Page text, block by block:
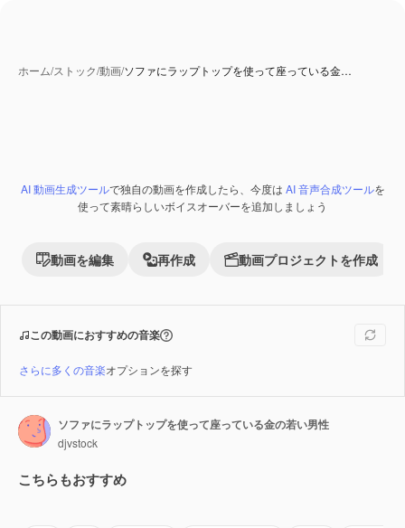
ホーム/ストック/動画/ソファにラップトップを使って座っている金…
Premium
AI 動画生成ツールで独自の動画を作成したら、今度は AI 音声合成ツールを
使って素晴らしいボイスオーバーを追加しましょう
動画を編集 再作成 動画プロジェクトを作成
この動画におすすめの音楽
さらに多くの音楽オプションを探す
ソファにラップトップを使って座っている金の若い男性
djvstock
こちらもおすすめ